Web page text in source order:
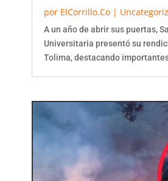
por ElCorrillo.Co |
A un año de abrir sus puertas,
Universitaria presentó su
Tolima, destacando